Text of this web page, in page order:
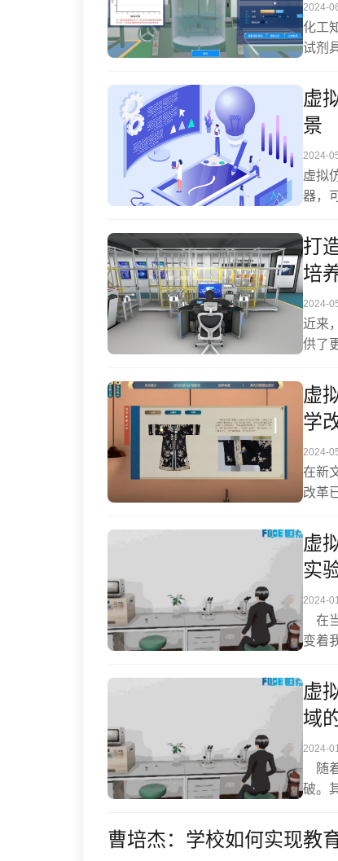
2024-
化工
试剂
作和
让学
深对
虚
景
2024-
虚拟
器，
推动
打
培
2024-
近来
供了
学生
虚
学
2024-
在新
改革
拟仿
能力
综合
虚
实
2024-
在
变着
它正
要工
重要
虚
域
2024-
随
破。
讨其
曹培杰：学校如何实现教